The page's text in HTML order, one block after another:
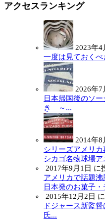
アクセスランキング
2023年4
一度は見ておく
2026年7
日本帰国後のソ
き ～...
2014年8
シリーズアメリ
シカゴ名物球場ア
2017年9月1日 に
アメリカで話題沸
日本発のお菓子
2015年12月2日
ドジャース新監
氏...